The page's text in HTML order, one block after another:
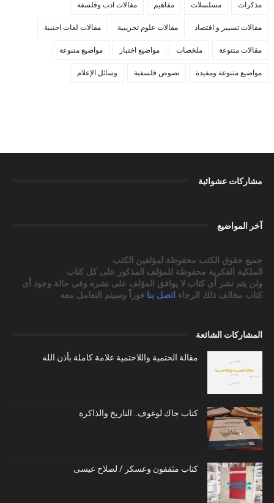
مذكرات مسلسلات مفاهيم مقالات ادب وفلسفة
مقالات تسيير و اقتصاد مقالات علوم تجريبية مقالات لغات اجنبية
مقالات متنوعة ملخصات مواضيع اختبار مواضيع متنوعة
مواضيع متنوعة ومفيدة نصوص فلسفية وسائل الإعلام
مشاركات عشوائية
آخر المواضيع
جميع حقوق الكتب محفوظة لمؤلفين الكتب
الملكية الفكرية محفوظة للمؤلف المذكور على كل كتاب
ولن يتم نشر أى كتاب لا يوافق المؤلف على نشره وفى حالة وجود أى
كتاب مخالف ذلك الرجاء اتصل بنا فوراً وسيتم التعامل معه
المشاركات الشائعة
مقالة الحتمية واللاحتمية علامة كاملة بأذن الله
كتاب جاك لوغوف.. التاريخ والذاكرة
كتاب مثقفون وعسكر / لصلاح عيسى